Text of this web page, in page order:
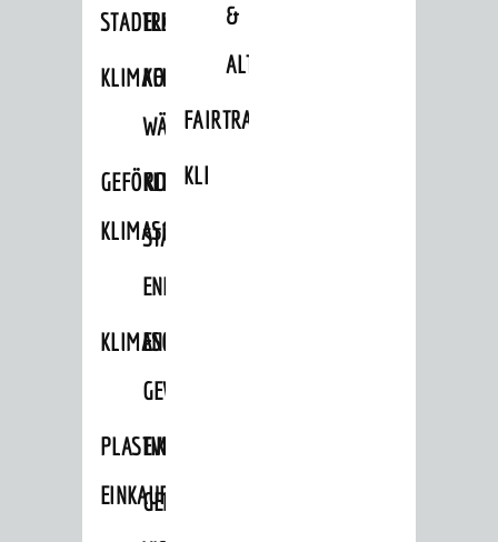
STADTRADELN
ELEKTROMOBILITÄTSBERATUNG
KLIMAFITKOMMUNALE
WÄRMEPLANUNG
GEFÖRDERTE
KLIMASCHUTZMASSNAHMEN
KLIMASCHUTZKONZEPT
STÄDTISCHES
ENERGIEMANAGEMENT
KLIMASCHUTZKOMMISSION
ENERGIEKARAWANE
GEWERBE
PLASTIKTÜTENFREIE
EINKAUFSSTADT
EVENTS
GEMEINSAME
&
ALTLASTEN
FAIRTRADE
KLEIDERTAUSCHBÖRSE